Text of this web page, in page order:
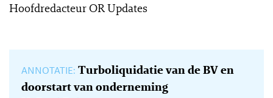
Hoofdredacteur OR Updates
ANNOTATIE: Turboliquidatie van de BV en
doorstart van onderneming